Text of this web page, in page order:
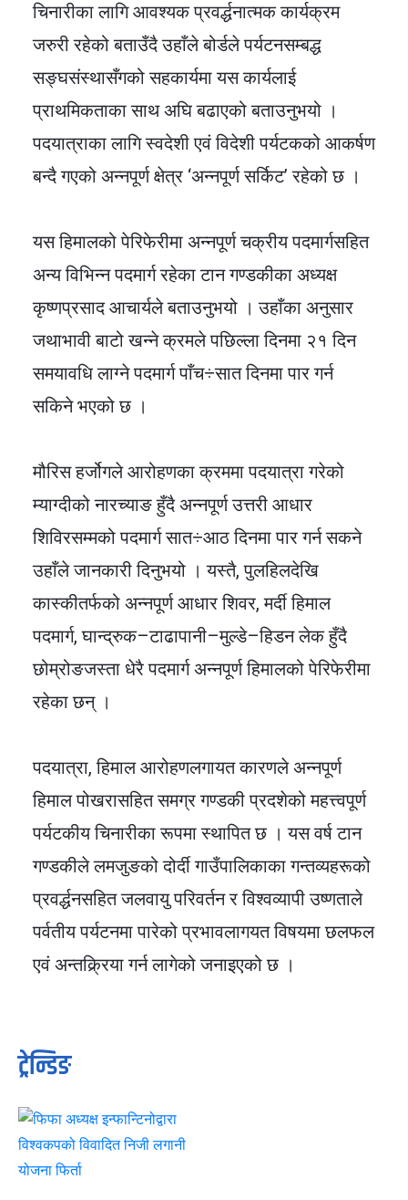
चिनारीका लागि आवश्यक प्रवर्द्धनात्मक कार्यक्रम
जरुरी रहेको बताउँदै उहाँले बोर्डले पर्यटनसम्बद्ध
सङ्घसंस्थासँगको सहकार्यमा यस कार्यलाई
प्राथमिकताका साथ अघि बढाएको बताउनुभयो ।
पदयात्राका लागि स्वदेशी एवं विदेशी पर्यटकको आकर्षण
बन्दै गएको अन्नपूर्ण क्षेत्र ‘अन्नपूर्ण सर्किट’ रहेको छ ।
यस हिमालको पेरिफेरीमा अन्नपूर्ण चक्रीय पदमार्गसहित
अन्य विभिन्न पदमार्ग रहेका टान गण्डकीका अध्यक्ष
कृष्णप्रसाद आचार्यले बताउनुभयो । उहाँका अनुसार
जथाभावी बाटो खन्ने क्रमले पछिल्ला दिनमा २१ दिन
समयावधि लाग्ने पदमार्ग पाँच÷सात दिनमा पार गर्न
सकिने भएको छ ।
मौरिस हर्जोगले आरोहणका क्रममा पदयात्रा गरेको
म्याग्दीको नारच्याङ हुँदै अन्नपूर्ण उत्तरी आधार
शिविरसम्मको पदमार्ग सात÷आठ दिनमा पार गर्न सकने
उहाँले जानकारी दिनुभयो । यस्तै, पुलहिलदेखि
कास्कीतर्फको अन्नपूर्ण आधार शिवर, मर्दी हिमाल
पदमार्ग, घान्द्रुक–टाढापानी–मुल्डे–हिडन लेक हुँदै
छोम्रोङजस्ता धेरै पदमार्ग अन्नपूर्ण हिमालको पेरिफेरीमा
रहेका छन् ।
पदयात्रा, हिमाल आरोहणलगायत कारणले अन्नपूर्ण
हिमाल पोखरासहित समग्र गण्डकी प्रदशेको महत्त्वपूर्ण
पर्यटकीय चिनारीका रूपमा स्थापित छ । यस वर्ष टान
गण्डकीले लमजुङको दोर्दी गाउँपालिकाका गन्तव्यहरूको
प्रवर्द्धनसहित जलवायु परिवर्तन र विश्वव्यापी उष्णताले
पर्वतीय पर्यटनमा पारेको प्रभावलागयत विषयमा छलफल
एवं अन्तक्र्रिया गर्न लागेको जनाइएको छ ।
ट्रेन्डिङ